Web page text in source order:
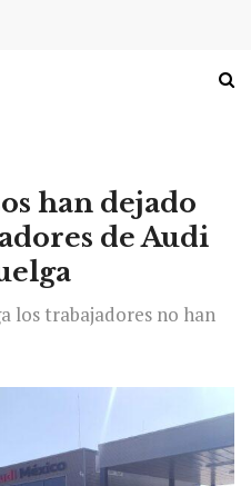
han dejado
de Audi
los trabajadores no han